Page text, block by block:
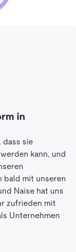
in
dass sie
kann, und
bald mit unseren
Naise hat uns
zufrieden mit
Unternehmen